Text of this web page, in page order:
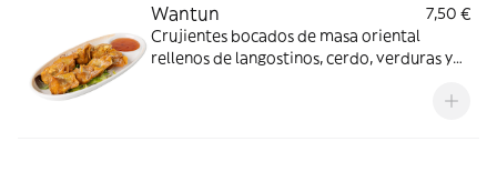
Wantun
7,50 €
Crujientes bocados de masa oriental
rellenos de langostinos, cerdo, verduras y